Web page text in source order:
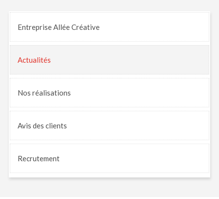
Entreprise Allée Créative
Actualités
Nos réalisations
Avis des clients
Recrutement